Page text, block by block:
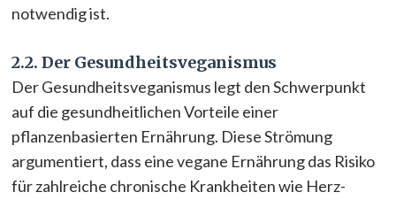
notwendig ist.
2.2. Der Gesundheitsveganismus
Der Gesundheitsveganismus legt den Schwerpunkt
auf die gesundheitlichen Vorteile einer
pflanzenbasierten Ernährung. Diese Strömung
argumentiert, dass eine vegane Ernährung das Risiko
für zahlreiche chronische Krankheiten wie Herz-